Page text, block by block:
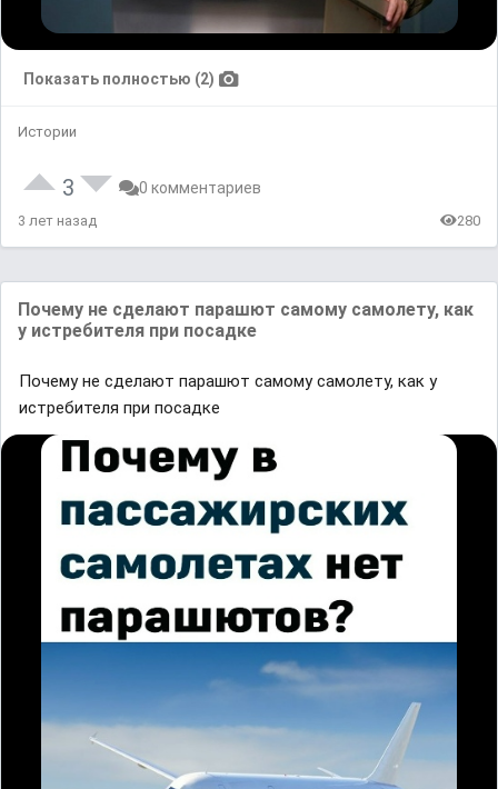
Показать полностью (2)
Истории
3 0 комментариев
3 лет назад 280
Почему не сделают парашют самому самолету, как
у истребителя при посадке
Почему не сделают парашют самому самолету, как у
истребителя при посадке